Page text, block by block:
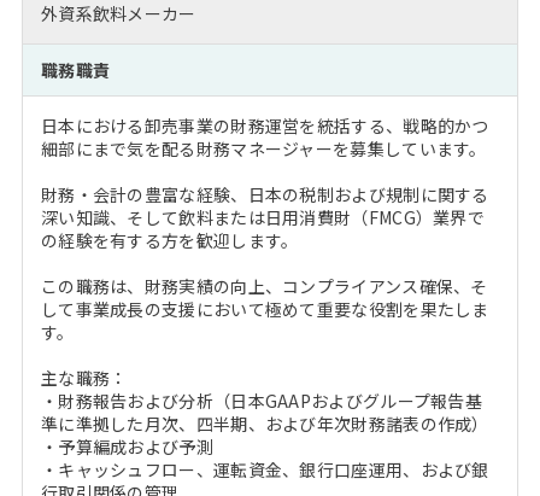
MBA留学生数の推移
年齢と年収の相関図
外資系／面接攻略のコツ
キャリアに効く一冊
注目企業インタビュー
プロ経営者の特別セミナー
Career Talk Live
MBA NETWORKING
パブリシティ
ニュースリリース
外資系飲料メーカー
職務職責
日本における卸売事業の財務運営を統括する、戦略的かつ
細部にまで気を配る財務マネージャーを募集しています。
財務・会計の豊富な経験、日本の税制および規制に関する
深い知識、そして飲料または日用消費財（FMCG）業界で
の経験を有する方を歓迎します。
この職務は、財務実績の向上、コンプライアンス確保、そ
して事業成長の支援において極めて重要な役割を果たしま
す。
主な職務：
・財務報告および分析（日本GAAPおよびグループ報告基
準に準拠した月次、四半期、および年次財務諸表の作成）
・予算編成および予測
・キャッシュフロー、運転資金、銀行口座運用、および銀